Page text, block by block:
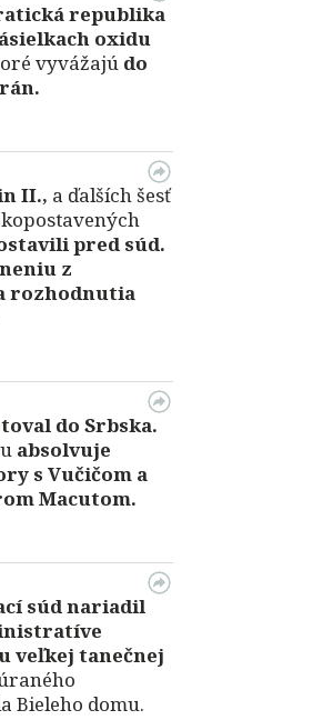
republika
oxidu
vyvážajú do
II., a ďalších šesť
pred súd.
z
rozhodnutia
do Srbska.
absolvuje
s Vučičom a
Macutom.
súd nariadil
veľkej tanečnej
Bieleho domu.